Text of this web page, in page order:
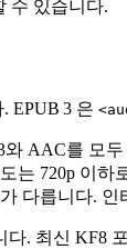
수 있습니다.
EPUB 3 은
와 AAC를 모
는 720p 이하
다릅니다.
. 최신 KF8